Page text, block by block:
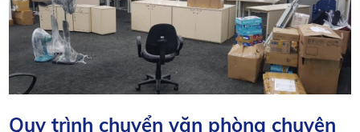
Quy trình chuyển văn phòng chuyên